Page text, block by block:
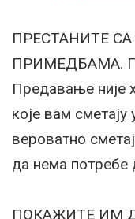
ПРЕСТАНИТЕ
ПРИМЕДБАМА.
Предавање није
које вам
вероватно
да нема потребе
ПОКАЖИТЕ ИМ